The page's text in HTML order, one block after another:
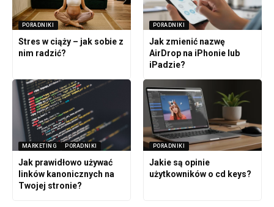
PORADNIKI
Stres w ciąży – jak sobie z
nim radzić?
PORADNIKI
Jak zmienić nazwę
AirDrop na iPhonie lub
iPadzie?
MARKETING PORADNIKI
Jak prawidłowo używać
linków kanonicznych na
Twojej stronie?
PORADNIKI
Jakie są opinie
użytkowników o cd keys?